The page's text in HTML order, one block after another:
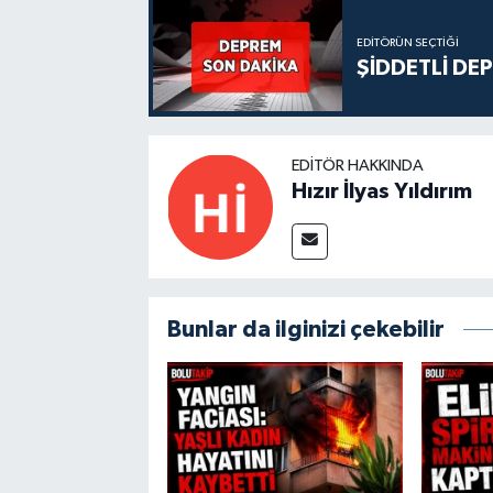
EDITÖRÜN SEÇTIĞI
ŞİDDETLİ
EDITÖR HAKKINDA
Hızır İlyas Yıldırım
Bunlar da ilginizi çekebilir